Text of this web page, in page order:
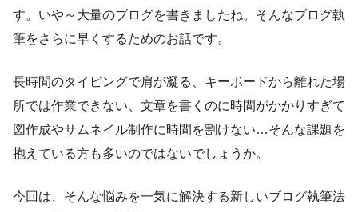
す。いや～大量のブログを書きましたね。そんなブログ執
筆をさらに早くするためのお話です。
長時間のタイピングで肩が凝る、キーボードから離れた場
所では作業できない、文章を書くのに時間がかかりすぎて
図作成やサムネイル制作に時間を割けない…そんな課題を
抱えている方も多いのではないでしょうか。
今回は、そんな悩みを一気に解決する新しいブログ執筆法